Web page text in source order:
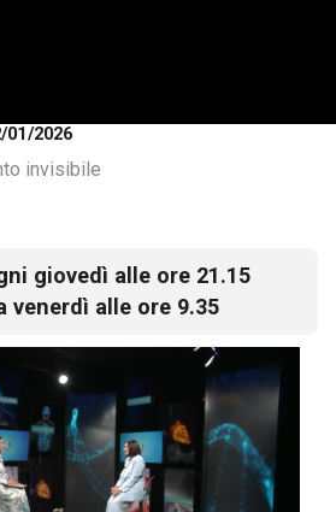
01/2026
invisibile
giovedì alle ore 21.15
venerdì alle ore 9.35